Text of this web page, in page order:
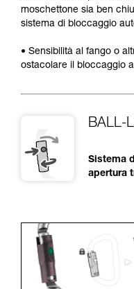
moschettone sia ben
sistema di bloccaggio
• Sensibilità al fango o
ostacolare il bloccaggio
BALL-
Sistema
apertura